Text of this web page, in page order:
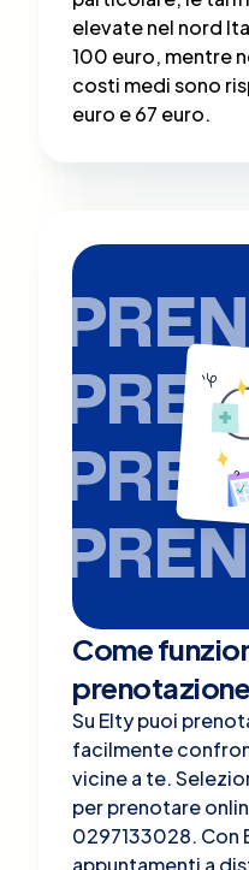
elevate nel nord
100 euro, mentre
costi medi sono
euro e 67 euro.
Come
Su Elty puoi
facilmente
vicine a te.
per prenotare
0297133028. Con
appuntamenti a